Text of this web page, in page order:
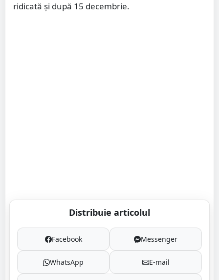
ridicată și după 15 decembrie.
Distribuie articolul
Facebook Messenger
WhatsApp E-mail